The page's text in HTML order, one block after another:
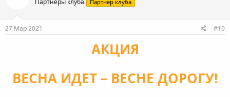
Партнеры клуба Партнер клуба
27 Мар 2021 #10
АКЦИЯ
ВЕСНА ИДЕТ – ВЕСНЕ ДОРОГУ!